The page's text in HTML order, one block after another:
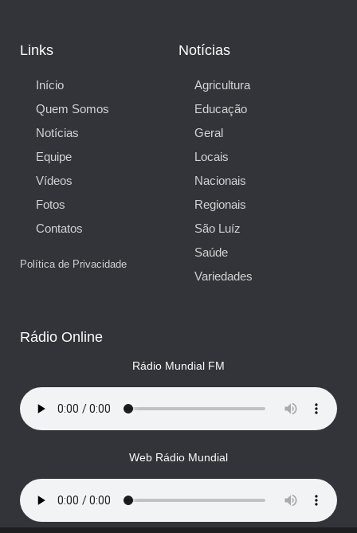
Links
Início
Quem Somos
Notícias
Equipe
Vídeos
Fotos
Contatos
Política de Privacidade
Notícias
Agricultura
Educação
Geral
Locais
Nacionais
Regionais
São Luíz
Saúde
Variedades
Rádio Online
Rádio Mundial FM
Web Rádio Mundial